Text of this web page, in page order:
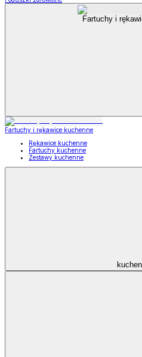
Fartuchy i
Fartuchy i rękawice kuchenne
Rękawice kuchenne
Fartuchy kuchenne
Zestawy kuchenne